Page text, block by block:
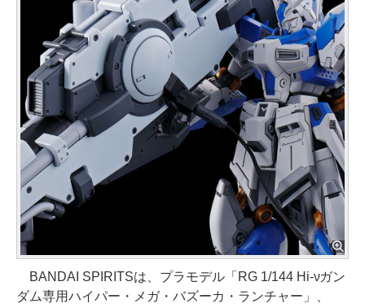
BANDAI SPIRITSは、プラモデル「RG 1/144 Hi-νガン
ダム専用ハイパー・メガ・バズーカ・ランチャー」、